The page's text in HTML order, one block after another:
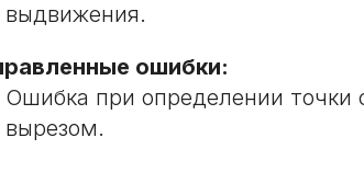
выдвижения.
ошибки:
Ошибка при определении точки
вырезом.